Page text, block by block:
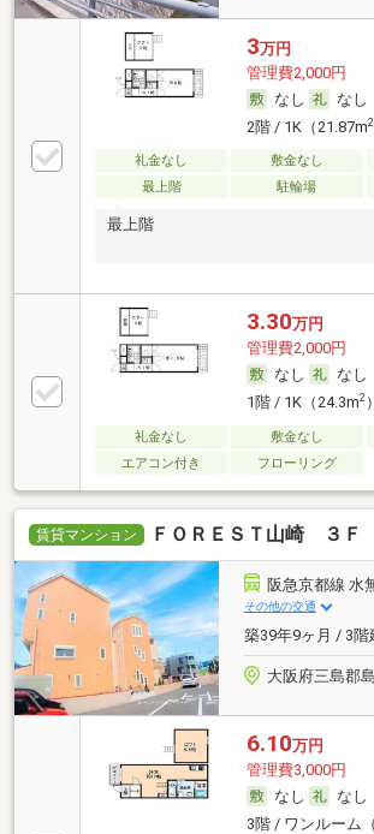
3万円
管理費2,000円
なし
なし
2階 / 1K（21.87m2
礼金なし 敷金なし
最上階
駐輪場
最上階
3.30万円
管理費2,000円
なし
なし
1階 / 1K（24.3m2）
礼金なし 敷金なし
エアコン付き
フローリング
賃貸マンション ＦＯＲＥＳＴ山崎 ３Ｆ
阪急京都線 水
その他の交通
築39年9ヶ月 / 3階
大阪府三島郡
6.10万円
管理費3,000円
なし
なし
3階 / ワンルーム